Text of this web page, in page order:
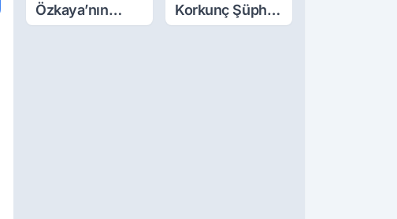
Özkaya’nın
Oğluna İftira
Korkunç Şüphe!
Düştü Mü,